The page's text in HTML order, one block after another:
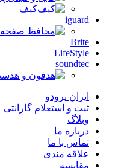
کیف
iguard
Brite
LifeStyle
soundtec
ایران پرودو
ثبت و استعلام گارانتی
وبلاگ
درباره ما
تماس با ما
علاقه مندی
مقایسه